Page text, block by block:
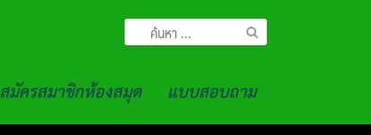
ค้นหา
สำหรับ:
สมัครสมาชิกห้องสมุด แบบสอบถาม